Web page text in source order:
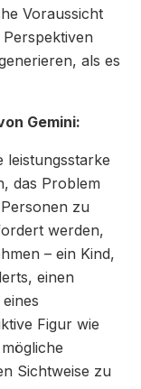
Voraussicht
als es
Gemini:
leistungsstarke
das Problem
zu
werden,
– ein Kind,
einen
Figur wie
Sichtweise zu